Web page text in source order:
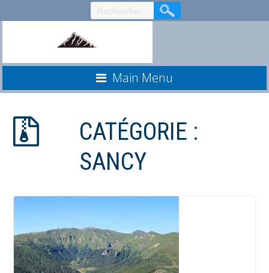
au
Main Menu
CATÉGORIE :
SANCY